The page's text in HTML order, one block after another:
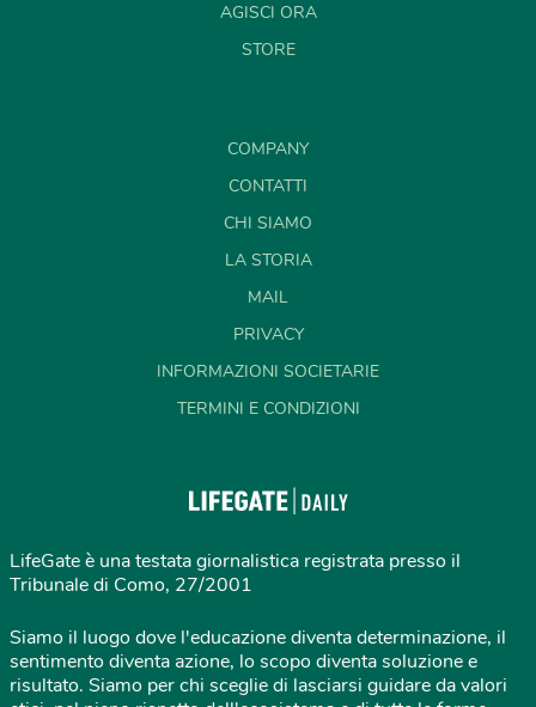
AGISCI ORA
STORE
COMPANY
CONTATTI
CHI SIAMO
LA STORIA
MAIL
PRIVACY
INFORMAZIONI SOCIETARIE
TERMINI E CONDIZIONI
LifeGate è una testata giornalistica registrata presso il
Tribunale di Como, 27/2001
Siamo il luogo dove l'educazione diventa determinazione, il
sentimento diventa azione, lo scopo diventa soluzione e
risultato. Siamo per chi sceglie di lasciarsi guidare da valori